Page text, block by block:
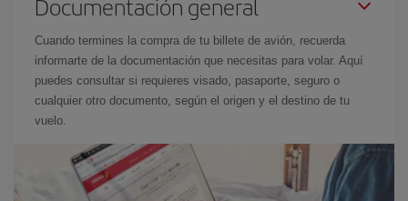
Documentación general
Cuando termines la compra de tu billete de avión, recuerda
informarte de la documentación que necesitas para volar. Aquí
puedes consultar si requieres visado, pasaporte, seguro o
cualquier otro documento, según el origen y el destino de tu
vuelo.